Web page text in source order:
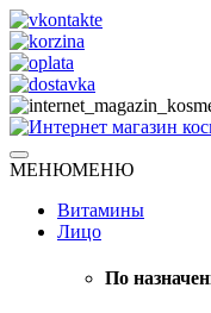
Skip
to
content
Интернет
Натуральная косметика
МЕНЮМЕНЮ
Витамины
Лицо
По